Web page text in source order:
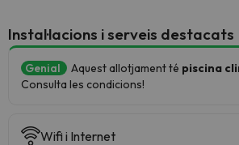
Instal·lacions i serveis destacats
Genial Aquest allotjament té piscina
Consulta les condicions!
Wifi i Internet